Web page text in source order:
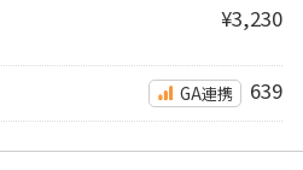
¥3,230
GA連携 639